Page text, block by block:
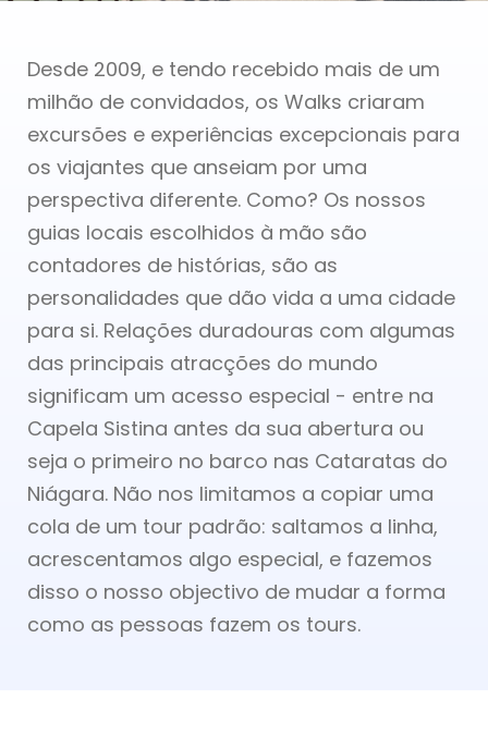
Desde 2009, e tendo recebido mais de um
milhão de convidados, os Walks criaram
excursões e experiências excepcionais para
os viajantes que anseiam por uma
perspectiva diferente. Como? Os nossos
guias locais escolhidos à mão são
contadores de histórias, são as
personalidades que dão vida a uma cidade
para si. Relações duradouras com algumas
das principais atracções do mundo
significam um acesso especial - entre na
Capela Sistina antes da sua abertura ou
seja o primeiro no barco nas Cataratas do
Niágara. Não nos limitamos a copiar uma
cola de um tour padrão: saltamos a linha,
acrescentamos algo especial, e fazemos
disso o nosso objectivo de mudar a forma
como as pessoas fazem os tours.